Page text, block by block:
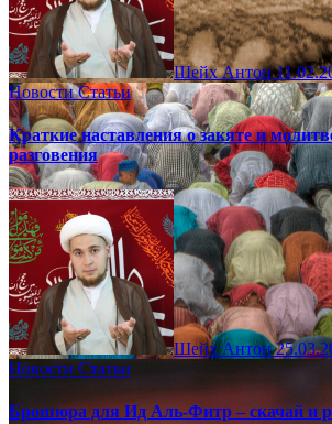
Шейх Антон
НовостиСтатьи
Краткие наставления о закяте и
разговения
Шейх Антон
Новости Статьи
Брошюра для Ид Аль-Фитр – скачай и